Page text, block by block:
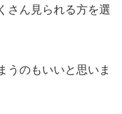
さん見られる方を選
うのもいいと思いま